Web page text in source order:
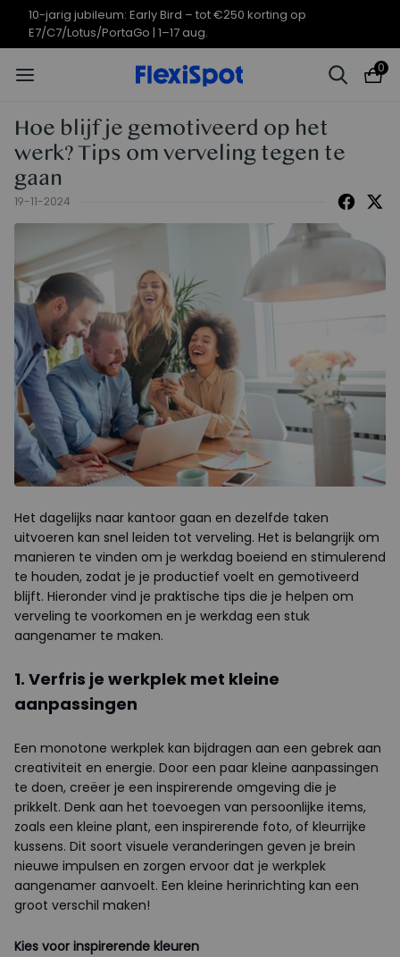
10-jarig jubileumaanbod | E7 Plus
Eindigt in 09d 04 : 53 : 17
0
Hoe blijf je gemotiveerd op het
werk? Tips om verveling tegen te
gaan
19-11-2024
Het dagelijks naar kantoor gaan en dezelfde taken
uitvoeren kan snel leiden tot verveling. Het is belangrijk om
manieren te vinden om je werkdag boeiend en stimulerend
te houden, zodat je je productief voelt en gemotiveerd
blijft. Hieronder vind je praktische tips die je helpen om
verveling te voorkomen en je werkdag een stuk
aangenamer te maken.
1. Verfris je werkplek met kleine
aanpassingen
Een monotone werkplek kan bijdragen aan een gebrek aan
creativiteit en energie. Door een paar kleine aanpassingen
te doen, creëer je een inspirerende omgeving die je
prikkelt. Denk aan het toevoegen van persoonlijke items,
zoals een kleine plant, een inspirerende foto, of kleurrijke
kussens. Dit soort visuele veranderingen geven je brein
nieuwe impulsen en zorgen ervoor dat je werkplek
aangenamer aanvoelt. Een kleine herinrichting kan een
groot verschil maken!
Kies voor inspirerende kleuren